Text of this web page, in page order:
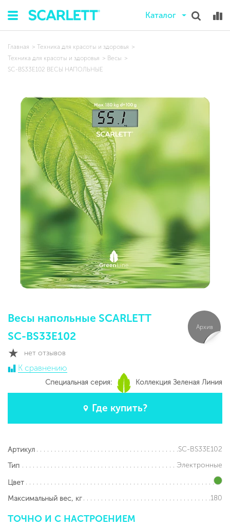
Каталог
Главная
Техника для красоты и здоровья
Техника для красоты и здоровья
Весы
SC-BS33E102 ВЕСЫ НАПОЛЬНЫЕ
Весы напольные SCARLETT
SC-BS33E102
нет отзывов
К сравнению
Специальная серия: Коллекция Зеленая Линия
Где купить?
Архив
Артикул
SC-BS33E102
Тип
Электронные
Цвет
Максимальный вес, кг
180
ТОЧНО И С НАСТРОЕНИЕМ